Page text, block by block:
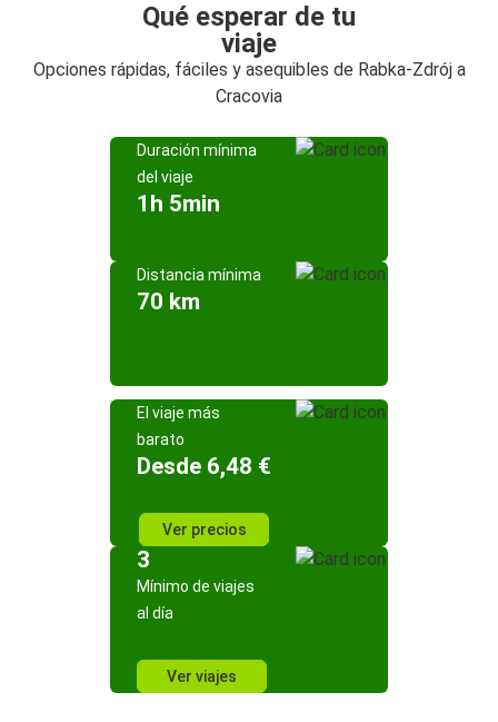
Qué esperar de tu
viaje
Opciones rápidas, fáciles y asequibles de Rabka-Zdrój a
Cracovia
Duración mínima
del viaje
1h 5min
Distancia mínima
70 km
El viaje más
barato
Desde 6,48 €
Ver precios
3
Mínimo de viajes
al día
Ver viajes